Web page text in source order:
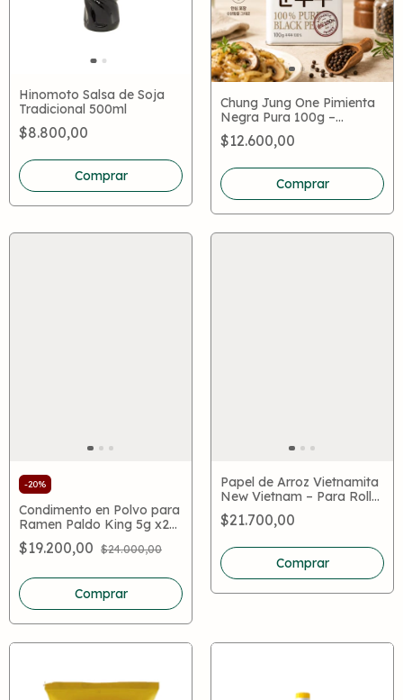
Hinomoto Salsa de Soja
Tradicional 500ml
$8.800,00
Chung Jung One Pimienta
Negra Pura 100g –
Condimento Coreano
Premium
$12.600,00
-20%
Condimento en Polvo para
Ramen Paldo King 5g x20
Sobres – Saborizador
Coreano Auténtico
$19.200,00 $24.000,00
Papel de Arroz Vietnamita
New Vietnam – Para Rolls,
Arrollados y Spring Rolls
$21.700,00
Comprar